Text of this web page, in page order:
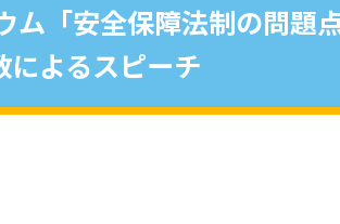
ム「安全保障法制の問題
よるスピーチ